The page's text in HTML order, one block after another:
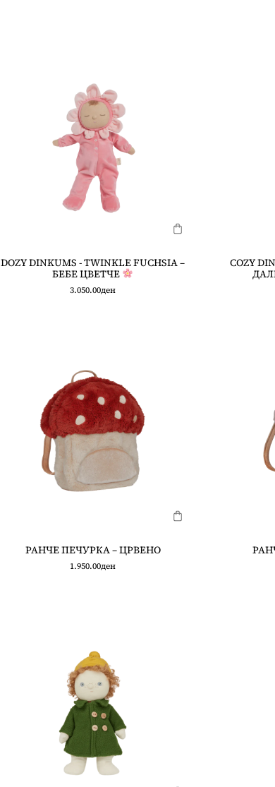
DOZY DINKUMS - TWINKLE FUCHSIA –
БЕБЕ ЦВЕТЧЕ
3.050.00ден
COZY
РАНЧЕ ПЕЧУРКА – ЦРВЕНО
1.950.00ден